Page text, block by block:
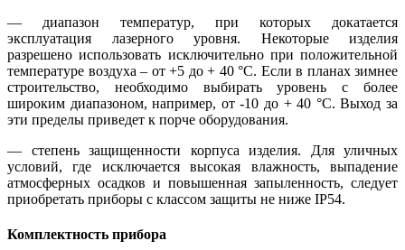
— диапазон температур, при которых докатается
эксплуатация лазерного уровня. Некоторые изделия
разрешено использовать исключительно при положительной
температуре воздуха – от +5 до + 40 °С. Если в планах зимнее
строительство, необходимо выбирать уровень с более
широким диапазоном, например, от -10 до + 40 °С. Выход за
эти пределы приведет к порче оборудования.
— степень защищенности корпуса изделия. Для уличных
условий, где исключается высокая влажность, выпадение
атмосферных осадков и повышенная запыленность, следует
приобретать приборы с классом защиты не ниже IP54.
Комплектность прибора